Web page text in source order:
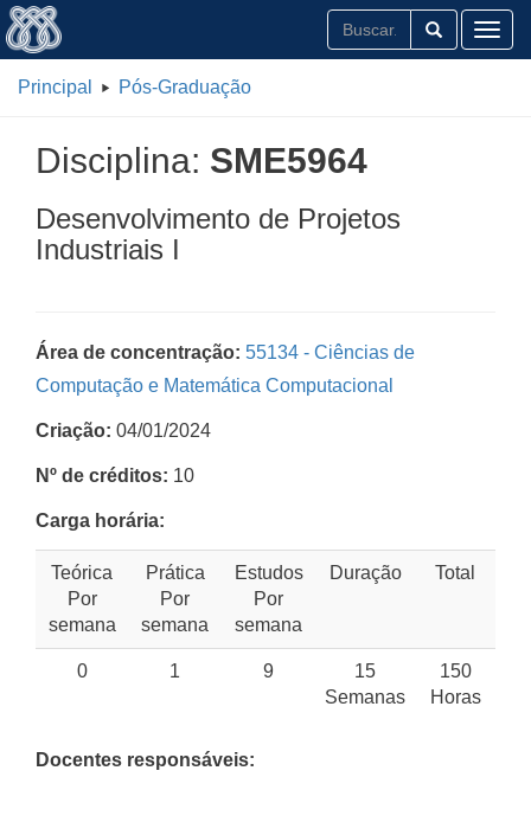
Principal Pós-Graduação
Disciplina: SME5964
Desenvolvimento de Projetos
Industriais I
Área de concentração: 55134 - Ciências de
Computação e Matemática Computacional
Criação: 04/01/2024
Nº de créditos: 10
Carga horária:
Teórica
Por
semana
Prática
Por
semana
Estudos
Por
semana
Duração Total
0 1 9
15
Semanas
150
Horas
Docentes responsáveis: